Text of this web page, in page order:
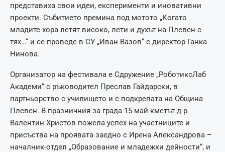
представиха свои идеи, експерименти и иновативни
проекти. Събитието премина под мотото „Когато
младите хора летят високо, лети и духът на Плевен с
тях…“ и се проведе в СУ „Иван Вазов“ с директор Ганка
Нинова.
Организатор на фестивала е Сдружение „РоботиксЛаб
Академи“ с ръководител Преслав Гайдарски, в
партньорство с училището и с подкрепата на Община
Плевен. В празничния за града 15 май кметът д-р
Валентин Христов пожела успех на участниците и
присъства на проявата заедно с Ирена Александрова –
началник-отдел „Образование и младежки дейности“, и